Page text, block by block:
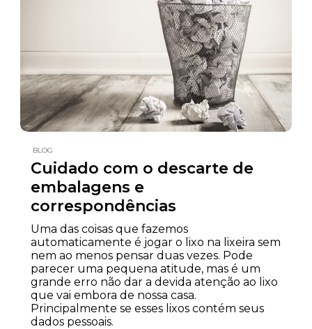
BLOG
Cuidado com o descarte de
embalagens e
correspondências
Uma das coisas que fazemos
automaticamente é jogar o lixo na lixeira sem
nem ao menos pensar duas vezes. Pode
parecer uma pequena atitude, mas é um
grande erro não dar a devida atenção ao lixo
que vai embora de nossa casa.
Principalmente se esses lixos contém seus
dados pessoais.